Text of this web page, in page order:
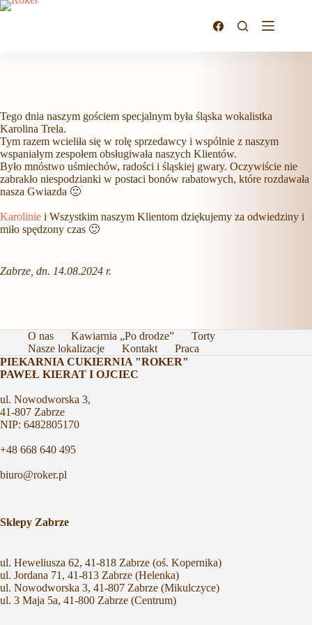
Przejdź
Tego dnia naszym gościem specjalnym była śląska wokalistka
Karolina Trela.
Tym razem wcieliła się w rolę sprzedawcy i wspólnie z naszym
wspaniałym zespołem obsługiwała naszych Klientów.
Było mnóstwo uśmiechów, radości i śląskiej gwary. Oczywiście nie
zabrakło niespodzianki w postaci bonów rabatowych, które rozdawała
nasza Gwiazda 🙂
Karolinie i Wszystkim naszym Klientom dziękujemy za odwiedziny i
miło spędzony czas 🙂
Zabrze, dn. 14.08.2024 r.
O nas Kawiarnia „Po drodze”
Torty
Nasze lokalizacje
Kontakt
Praca
PIEKARNIA CUKIERNIA "ROKER"
PAWEŁ KIERAT I OJCIEC
ul. Nowodworska 3,
41-807 Zabrze
NIP: 6482805170
+48 668 640 495
biuro@roker.pl
Sklepy Zabrze
ul. Heweliusza 62, 41-818 Zabrze (oś. Kopernika)
ul. Jordana 71, 41-813 Zabrze (Helenka)
ul. Nowodworska 3, 41-807 Zabrze (Mikulczyce)
ul. 3 Maja 5a, 41-800 Zabrze (Centrum)